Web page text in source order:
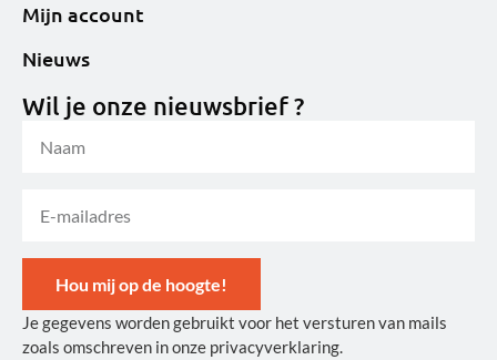
Mijn account
Nieuws
Wil je onze nieuwsbrief ?
Hou mij op de hoogte!
Alternative:
Je gegevens worden gebruikt voor het versturen van mails
zoals omschreven in onze privacyverklaring.